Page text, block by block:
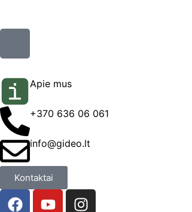
Apie mus
+370 636 06 061
info@gideo.lt
Kontaktai